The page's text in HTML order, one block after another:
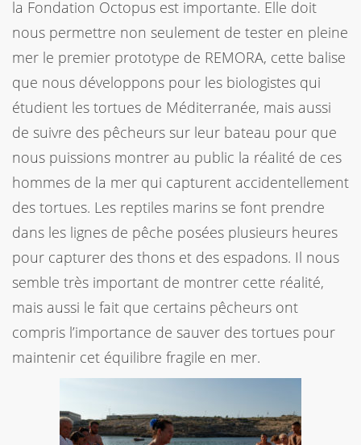
la Fondation Octopus est importante. Elle doit
nous permettre non seulement de tester en pleine
mer le premier prototype de REMORA, cette balise
que nous développons pour les biologistes qui
étudient les tortues de Méditerranée, mais aussi
de suivre des pêcheurs sur leur bateau pour que
nous puissions montrer au public la réalité de ces
hommes de la mer qui capturent accidentellement
des tortues. Les reptiles marins se font prendre
dans les lignes de pêche posées plusieurs heures
pour capturer des thons et des espadons. Il nous
semble très important de montrer cette réalité,
mais aussi le fait que certains pêcheurs ont
compris l’importance de sauver des tortues pour
maintenir cet équilibre fragile en mer.